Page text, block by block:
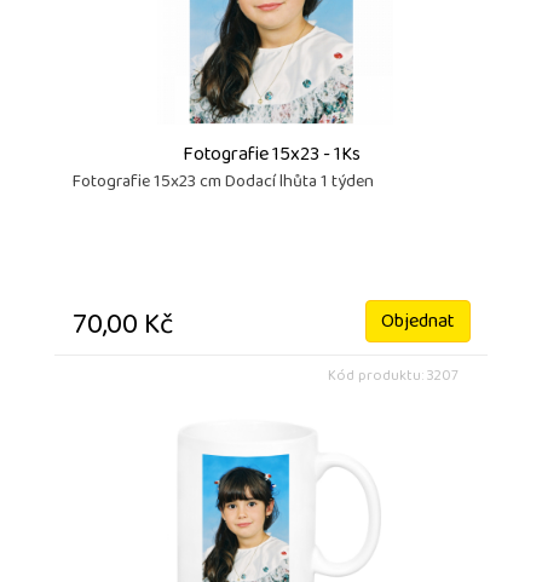
Fotografie 15x23 - 1Ks
Fotografie 15x23 cm Dodací lhůta 1 týden
70,00 Kč Objednat
Kód produktu: 3207